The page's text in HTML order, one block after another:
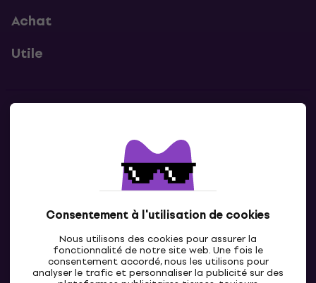
Consentement à l'utilisation de cookies
Nous utilisons des cookies pour assurer la
fonctionnalité de notre site web. Une fois le
consentement accordé, nous les utilisons pour
analyser le trafic et personnaliser la publicité sur des
Achat
Utile
Contacte nous